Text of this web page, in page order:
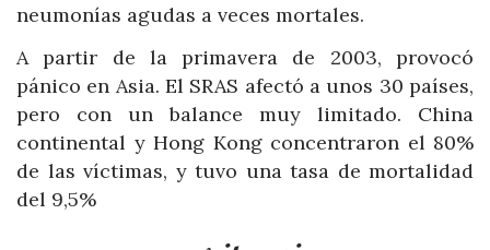
neumonías agudas a veces mortales.
A partir de la primavera de 2003, provocó
pánico en Asia. El SRAS afectó a unos 30 países,
pero con un balance muy limitado. China
continental y Hong Kong concentraron el 80%
de las víctimas, y tuvo una tasa de mortalidad
del 9,5%